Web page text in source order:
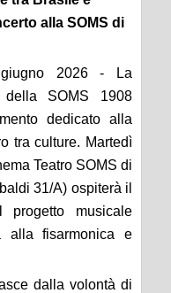
alla SOMS di
2026 - La
della SOMS 1908
dedicato alla
tra culture. Martedì
Teatro SOMS di
31/A) ospiterà il
progetto musicale
alla fisarmonica e
dalla volontà di